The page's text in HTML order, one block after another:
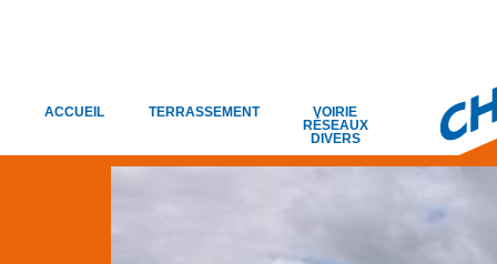
ACCUEIL TERRASSEMENT
VOIRIE
RÉSEAUX
DIVERS